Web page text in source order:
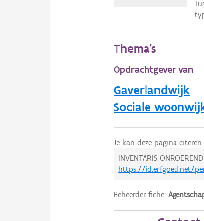
Thema's
Opdrachtgever van
Gaverlandwijk
Sociale
Je kan deze pagina citeren
INVENTARIS
https://id.erfgoed.net/
Beheerder fiche: